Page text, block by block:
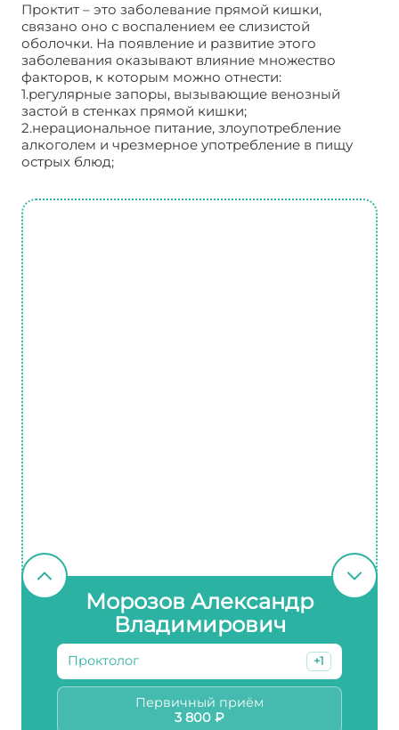
Проктит – это заболевание прямой кишки,
связано оно с воспалением ее слизистой
оболочки. На появление и развитие этого
заболевания оказывают влияние множество
факторов, к которым можно отнести:
1.регулярные запоры, вызывающие венозный
застой в стенках прямой кишки;
2.нерациональное питание, злоупотребление
алкоголем и чрезмерное употребление в пищу
острых блюд;
Морозов Александр
Владимирович
Проктолог +1
Первичный приём
3 800 ₽